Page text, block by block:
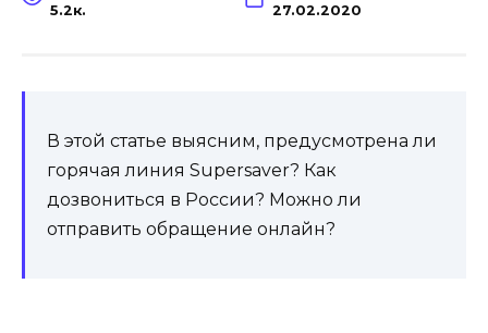
5.2к. 27.02.2020
В этой статье выясним, предусмотрена ли
горячая линия Supersaver? Как
дозвониться в России? Можно ли
отправить обращение онлайн?